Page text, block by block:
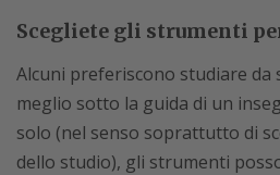
Scegliete gli strumenti
Alcuni preferiscono studiare da
meglio sotto la guida di un
solo (nel senso soprattutto di
dello studio), gli strumenti